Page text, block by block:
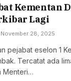
Kementan
Lagi
November 28, 2025
pejabat eselon 1
Tercatat ada
Menteri…